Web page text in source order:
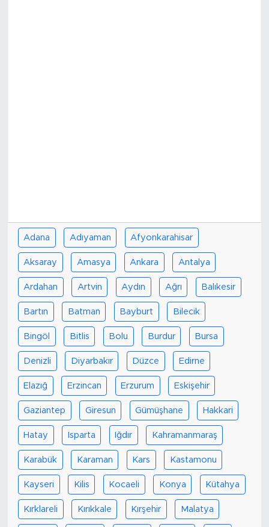
Adana Adıyaman Afyonkarahisar
Aksaray Amasya Ankara Antalya
Ardahan Artvin Aydın Ağrı Balıkesir
Bartın Batman Bayburt Bilecik
Bingöl Bitlis Bolu Burdur Bursa
Denizli Diyarbakır Düzce Edirne
Elazığ Erzincan Erzurum Eskişehir
Gaziantep Giresun Gümüşhane Hakkari
Hatay Isparta Iğdır Kahramanmaraş
Karabük Karaman Kars Kastamonu
Kayseri Kilis Kocaeli Konya Kütahya
Kırklareli Kırıkkale Kırşehir Malatya